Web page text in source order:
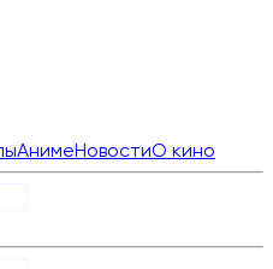
АнимеНовостиО кино